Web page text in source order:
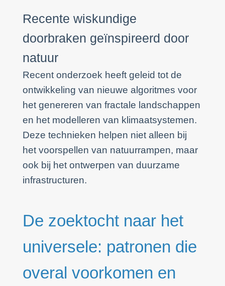
Recente wiskundige
doorbraken geïnspireerd door
natuur
Recent onderzoek heeft geleid tot de
ontwikkeling van nieuwe algoritmes voor
het genereren van fractale landschappen
en het modelleren van klimaatsystemen.
Deze technieken helpen niet alleen bij
het voorspellen van natuurrampen, maar
ook bij het ontwerpen van duurzame
infrastructuren.
De zoektocht naar het
universele: patronen die
overal voorkomen en